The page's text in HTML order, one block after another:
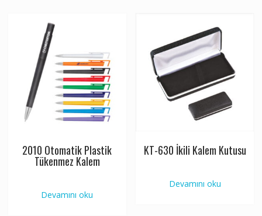
2010 Otomatik Plastik
Tükenmez Kalem
Devamını oku
KT-630 İkili Kalem Kutusu
Devamını oku